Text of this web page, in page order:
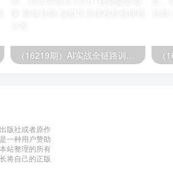
版社或者原作
一种用户赞助
站整理的所有
将自己的正版